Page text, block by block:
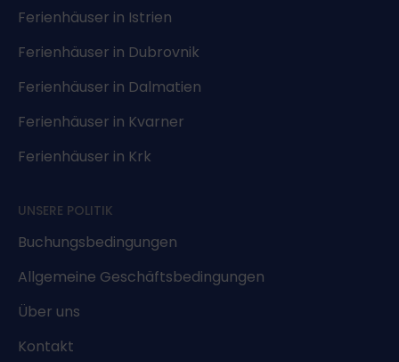
Ferienhäuser in Istrien
Ferienhäuser in Dubrovnik
Ferienhäuser in Dalmatien
Ferienhäuser in Kvarner
Ferienhäuser in Krk
UNSERE POLITIK
Buchungsbedingungen
Allgemeine Geschäftsbedingungen
Über uns
Kontakt